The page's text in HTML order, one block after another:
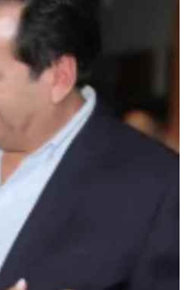
Blas «Charro»
Salud este 8 de